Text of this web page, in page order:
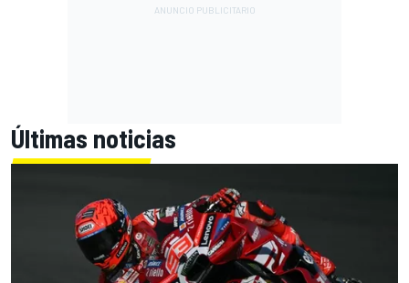
Últimas noticias